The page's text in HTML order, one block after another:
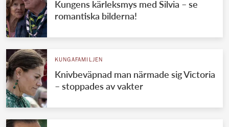
Kungens kärleksmys med Silvia – se
romantiska bilderna!
KUNGAFAMILJEN
Knivbeväpnad man närmade sig Victoria
– stoppades av vakter